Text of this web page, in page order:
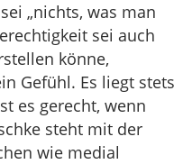
„nichts, was man
sei auch
könne,
Gefühl. Es liegt stets
es gerecht, wenn
steht mit der
wie medial